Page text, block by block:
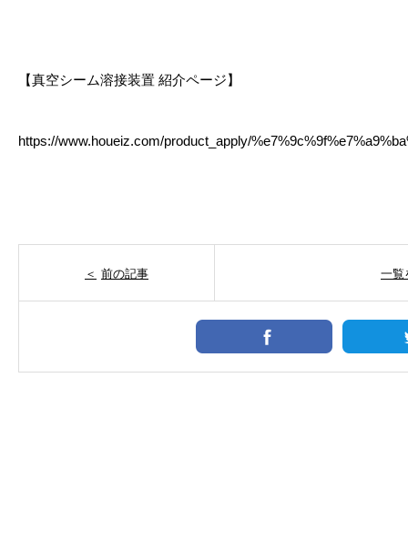
【真空シーム溶接装置 紹介ページ】
https://www.houeiz.com/product_apply/
前の記事 一覧